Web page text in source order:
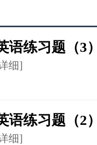
语练习题（3
细]
语练习题（2
细]